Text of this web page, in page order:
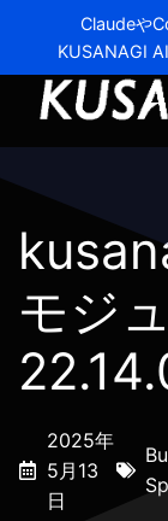
Claudeや
KUSANAGI
モジ
2025年
5月13
日